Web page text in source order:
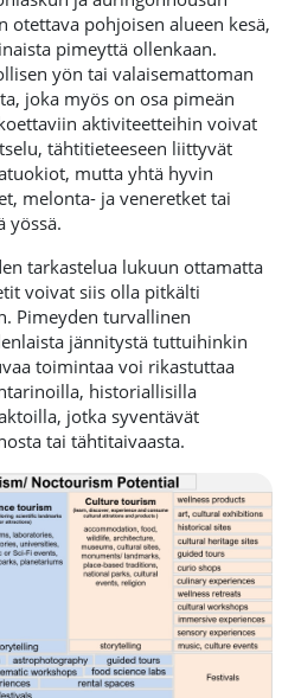
otettava pohjoisen alueen kesä,
pimeyttä ollenkaan.
yön tai valaisemattoman
joka myös on osa pimeän
aktiviteetteihin voivat
tähtitieteeseen liittyvät
mutta yhtä hyvin
melonta- ja veneretket tai
yössä.
tarkastelua lukuun ottamatta
voivat siis olla pitkälti
Pimeyden turvallinen
jännitystä tuttuihinkin
toimintaa voi rikastuttaa
historiallisilla
jotka syventävät
tai tähtitaivaasta.